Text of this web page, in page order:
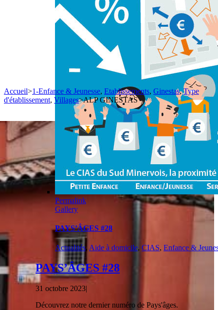
Permalink
Gallery
PAYS’ÂGES #28
Actualités, Aide à domicile, CIAS, Enfance &
PAYS’ÂGES #28
31 octobre 2023|
Découvrez notre dernier numéro de Pays'âges.
Accueil>1-Enfance & Jeunesse, Etablissements, Ginestas,Type
d'établissement, Villages>ALP GINESTAS